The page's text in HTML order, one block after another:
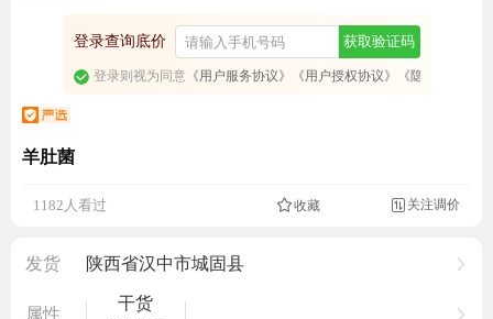
登录查询底价 获取验证码
登录则视为同意《用户服务协议》 《用户授权协议》 《隐私政策》
羊肚菌
1182人看过
收藏 关注调价
发货 陕西省汉中市城固县
属性
干货